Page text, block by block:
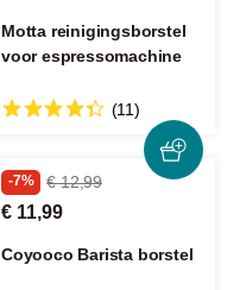
Motta reinigingsborstel
voor espressomachine
(11)
-7% € 12,99
€ 11,99
Coyooco Barista borstel